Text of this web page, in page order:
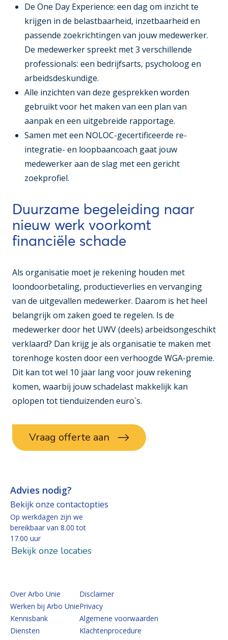
De One Day Experience: een dag om inzicht te
krijgen in de belastbaarheid, inzetbaarheid en
passende zoekrichtingen van jouw medewerker.
De medewerker spreekt met 3 verschillende
professionals: een bedrijfsarts, psycholoog en
arbeidsdeskundige.
Alle inzichten van deze gesprekken worden
gebruikt voor het maken van een plan van
aanpak en een uitgebreide rapportage.
Samen met een NOLOC-gecertificeerde re-
integratie- en loopbaancoach gaat jouw
medewerker aan de slag met een gericht
zoekprofiel.
Duurzame begeleiding naar
nieuw werk voorkomt
financiële schade
Als organisatie moet je rekening houden met
loondoorbetaling, productieverlies en vervanging
van de uitgevallen medewerker. Daarom is het heel
belangrijk om zaken goed te regelen. Is de
medewerker door het UWV (deels) arbeidsongeschikt
verklaard? Dan krijg je als organisatie te maken met
torenhoge kosten door een verhoogde WGA-premie.
Dit kan tot wel 10 jaar lang voor jouw rekening
komen, waarbij jouw schadelast makkelijk kan
oplopen tot tienduizenden euro`s.
Vraag offerte aan
Advies nodig?
Bekijk onze contactopties
Op werkdagen zijn we
bereikbaar van 8.00 tot
17.00 uur
Bekijk onze locaties
Over Arbo Unie
Werken bij Arbo Unie
Kennisbank
Diensten
Disclaimer
Privacy
Algemene voorwaarden
Klachtenprocedure